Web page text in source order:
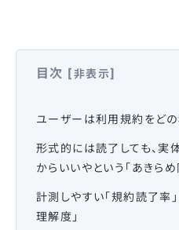
目次 [非表示]
ユーザーは利用規約をど
形式的には読了しても、実
からいいやという「あきら
計測しやすい「規約読了率
理解度」